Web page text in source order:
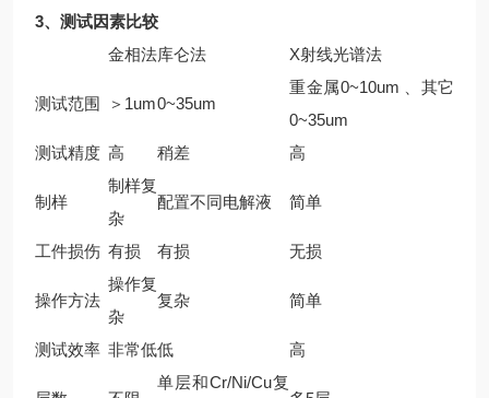
3、测试因素比较
金相法库仑法 X射线光谱法
测试范围 ＞1um0~35um
重金属0~10um 、其它
0~35um
测试精度 高 稍差 高
制样
制样复
杂
配置不同电解液 简单
工件损伤 有损 有损 无损
操作方法
操作复
杂
复杂 简单
测试效率 非常低低 高
单层和Cr/Ni/Cu复